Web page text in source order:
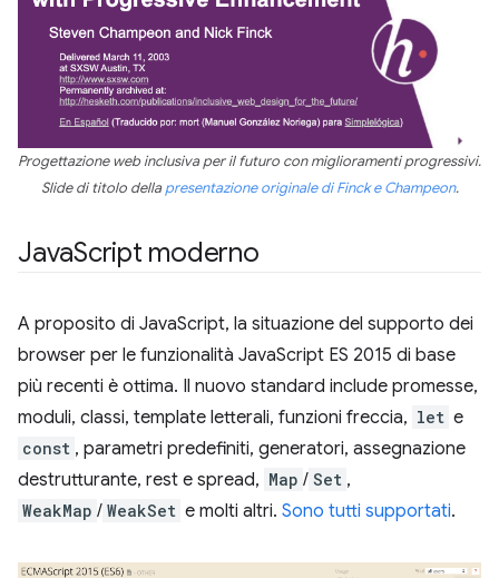
Progettazione web inclusiva per il futuro con miglioramenti progressivi.
Slide di titolo dellapresentazione originale di Finck e Champeon.
JavaScript moderno
A proposito di JavaScript, la situazione del supporto dei
browser per le funzionalità JavaScript ES 2015 di base
più recenti è ottima. Il nuovo standard include promesse,
moduli, classi, template letterali, funzioni freccia, let e
const , parametri predefiniti, generatori, assegnazione
destrutturante, rest e spread, Map / Set ,
WeakMap / WeakSet e molti altri. Sono tutti supportati.